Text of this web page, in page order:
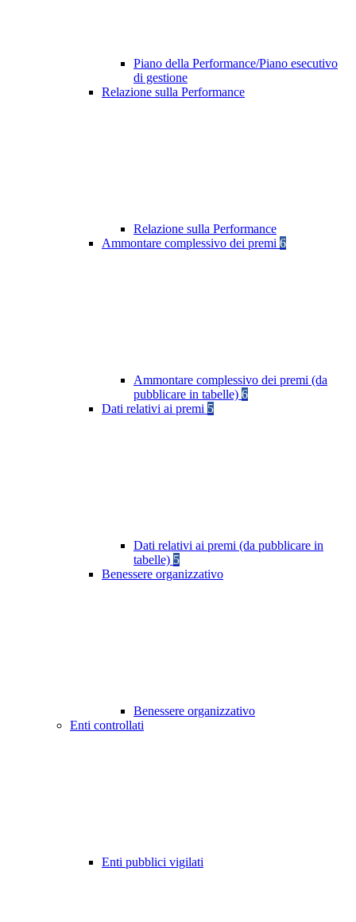
Piano della Performance/Piano esecutivo
di gestione
Relazione sulla Performance
Relazione sulla Performance
Ammontare complessivo dei premi 6
Ammontare complessivo dei premi (da
pubblicare in tabelle) 6
Dati relativi ai premi 5
Dati relativi ai premi (da pubblicare in
tabelle) 5
Benessere organizzativo
Benessere organizzativo
Enti controllati
Enti pubblici vigilati